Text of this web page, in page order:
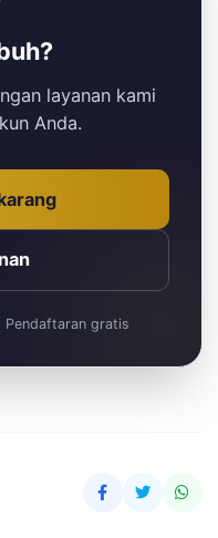
layanan kami
Anda.
gratis